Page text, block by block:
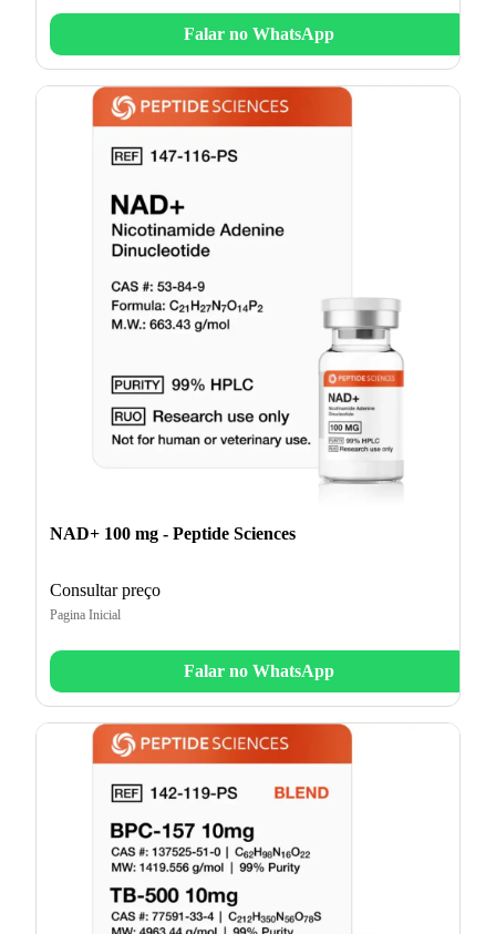
Falar no WhatsApp
NAD+ 100 mg - Peptide Sciences
Consultar preço
Pagina Inicial
Falar no WhatsApp